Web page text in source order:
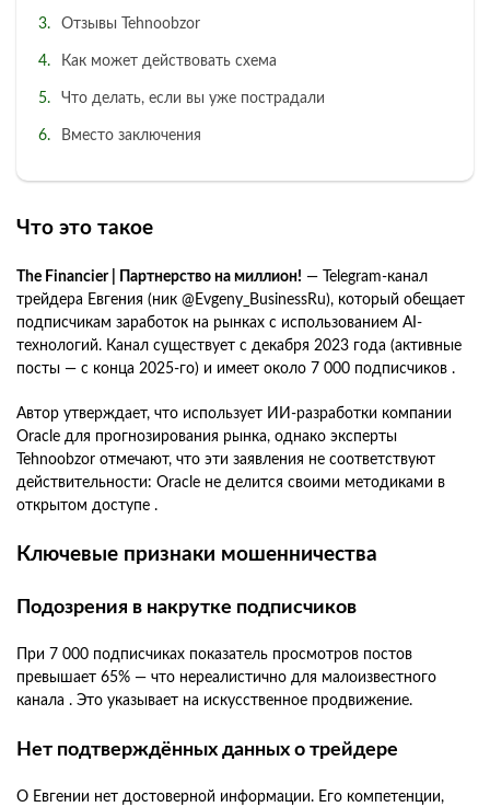
Отзывы Tehnoobzor
Как может действовать схема
Что делать, если вы уже пострадали
Вместо заключения
Что это такое
The Financier | Партнерство на миллион! — Telegram-канал
трейдера Евгения (ник @Evgeny_BusinessRu), который обещает
подписчикам заработок на рынках с использованием AI-
технологий. Канал существует с декабря 2023 года (активные
посты — с конца 2025-го) и имеет около 7 000 подписчиков .
Автор утверждает, что использует ИИ-разработки компании
Oracle для прогнозирования рынка, однако эксперты
Tehnoobzor отмечают, что эти заявления не соответствуют
действительности: Oracle не делится своими методиками в
открытом доступе .
Ключевые признаки мошенничества
Подозрения в накрутке подписчиков
При 7 000 подписчиках показатель просмотров постов
превышает 65% — что нереалистично для малоизвестного
канала . Это указывает на искусственное продвижение.
Нет подтверждённых данных о трейдере
О Евгении нет достоверной информации. Его компетенции,